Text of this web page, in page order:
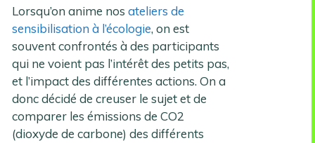
Lorsqu’on anime nosateliers de
sensibilisation à l’écologie, on est
souvent confrontés à des participants
qui ne voient pas l’intérêt des petits pas,
et l’impact des différentes actions. On a
donc décidé de creuser le sujet et de
comparer les émissions de CO2
(dioxyde de carbone) des différents